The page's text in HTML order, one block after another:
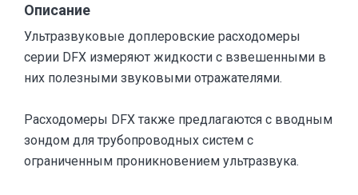
Описание
Ультразвуковые доплеровские расходомеры
серии DFX измеряют жидкости с взвешенными в
них полезными звуковыми отражателями.
Расходомеры DFX также предлагаются с вводным
зондом для трубопроводных систем с
ограниченным проникновением ультразвука.